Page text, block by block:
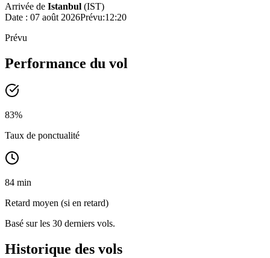
Arrivée de Istanbul (IST)
Date : 07 août 2026Prévu:12:20
Prévu
Performance du vol
83%
Taux de ponctualité
84 min
Retard moyen (si en retard)
Basé sur les 30 derniers vols.
Historique des vols